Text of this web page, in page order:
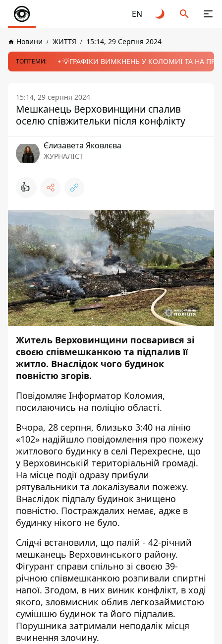
EN
Новини ЖИТТЯ 15:14, 29 Серпня 2024
ТОПТЕМИ: 💡ГРАФІКИ ВИМКНЕНЬ У КОЛОМИЇ ТА НА
15:14, 29 серпня 2024
Мешканець Верховинщини спалив
оселю співжительки після конфлікту
Єлизавета Яковлєва
ЖУРНАЛІСТ
👍
Житель Верховинщини посварився зі
своєю співмешканкою та підпалив її
житло. Внаслідок чого будинок
повністю згорів.
Повідомляє Інформатор Коломия,
посилаючись на поліцію області.
Вчора, 28 серпня, близько 3:40 на лінію
«102» надійшло повідомлення про пожежу
житлового будинку в селі Перехресне, що
у Верховинській територіальній громаді.
На місце події одразу прибули
рятувальники та локалізували пожежу.
Внаслідок підпалу будинок знищено
повністю. Постраждалих немає, адже в
будинку нікого не було.
Слідчі встановили, що палій - 42-річний
мешканець Верховинського району.
Фігурант справи спільно зі своєю 39-
річною співмешканкою розпивали спиртні
напої. Згодом, в них виник конфлікт, в ході
якого, зловмисник облив легкозаймистою
сумішшю будинок та його підпалив.
Порушника затримали неподалік місця
вчинення злочину.